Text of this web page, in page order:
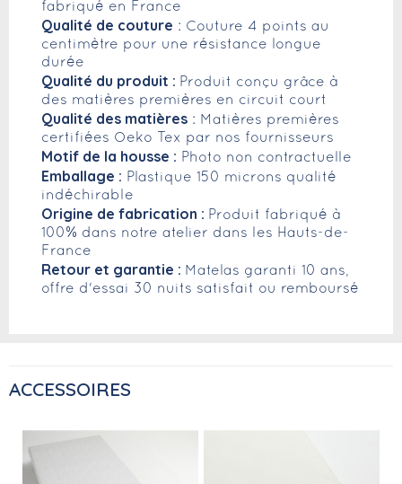
fabriqué en France
Qualité de couture : Couture 4 points au
centimètre pour une résistance longue
durée
Qualité du produit : Produit conçu grâce à
des matières premières en circuit court
Qualité des matières : Matières premières
certifiées Oeko Tex par nos fournisseurs
Motif de la housse : Photo non contractuelle
Emballage : Plastique 150 microns qualité
indéchirable
Origine de fabrication : Produit fabriqué à
100% dans notre atelier dans les Hauts-de-
France
Retour et garantie : Matelas garanti 10 ans,
offre d'essai 30 nuits satisfait ou remboursé
ACCESSOIRES